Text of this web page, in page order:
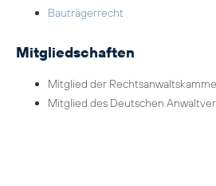
Bauträgerrecht
Mitgliedschaften
Mitglied der
Mitglied des Deutschen